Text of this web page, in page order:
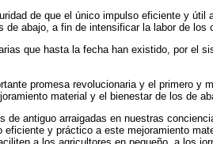
de que el único impulso eficiente y útil
de abajo, a fin de intensificar la labor de
que hasta la fecha han existido, por el
promesa revolucionaria y el primero y
material y el bienestar de los de
de antiguo arraigadas en nuestras
eficiente y práctico a este mejoramiento